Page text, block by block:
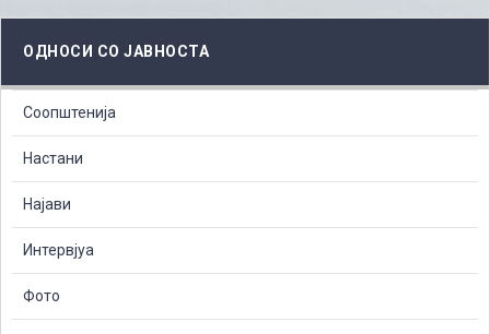
ОДНОСИ СО ЈАВНОСТА
Соопштенија
Настани
Најави
Интервјуа
Фото